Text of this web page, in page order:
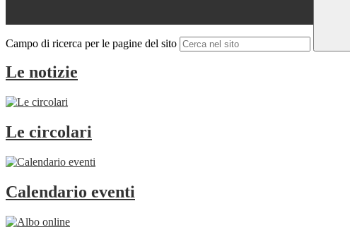
Campo di ricerca per le pagine del sito
Le notizie
Le circolari
Calendario eventi